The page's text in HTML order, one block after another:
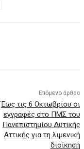
Επόμενο άρθρο
Έως τις 6 Οκτωβρίου οι
εγγραφές στο ΠΜΣ του
Πανεπιστημίου Δυτικής
Αττικής για τη λιμενική
διοίκηση